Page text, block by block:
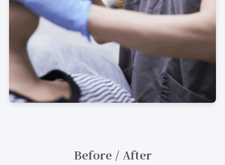
Before / After